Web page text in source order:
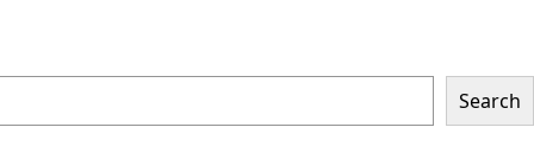
Search